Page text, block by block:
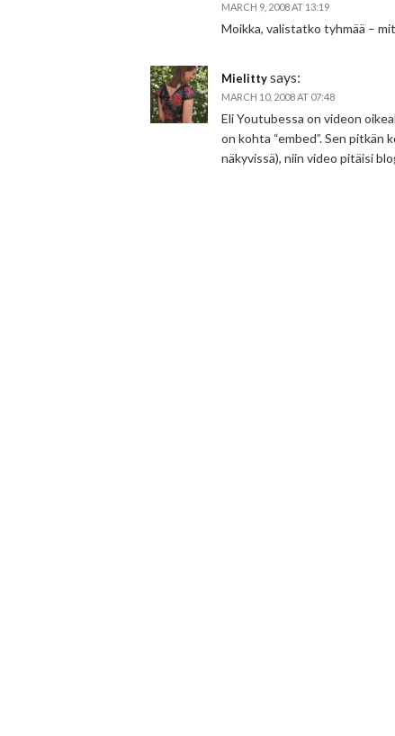
MARCH 9, 2008 AT 13:19
Moikka, valistatko tyhmää –
Mielittysays:
MARCH 10, 2008 AT 07:48
Eli Youtubessa on videon
on kohta “embed”. Sen pitkän
näkyvissä), niin video pitäisi